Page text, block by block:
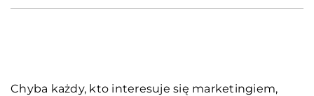
Chyba każdy, kto interesuje się marketingiem,